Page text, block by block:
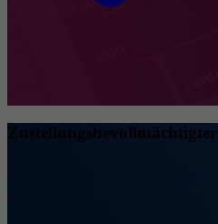
Zustellungsbevollmächtigter